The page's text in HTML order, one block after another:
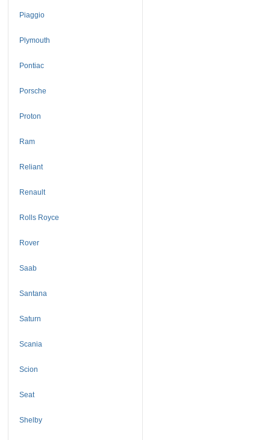
Piaggio
Plymouth
Pontiac
Porsche
Proton
Ram
Reliant
Renault
Rolls Royce
Rover
Saab
Santana
Saturn
Scania
Scion
Seat
Shelby